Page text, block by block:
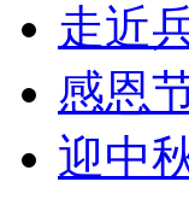
走近
感恩
迎中